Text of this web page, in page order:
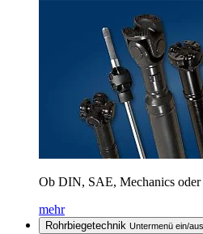
Ob DIN, SAE, Mechanics oder
mehr
Rohrbiegetechnik Untermenü ein/